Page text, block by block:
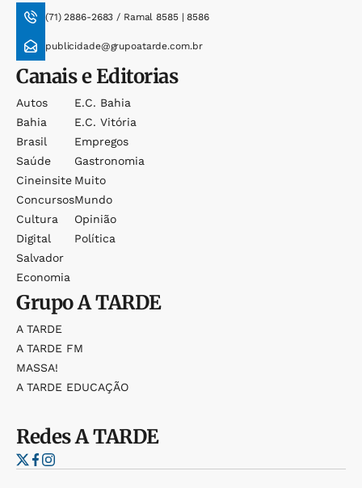
(71) 2886-2683 / Ramal 8585 | 8586
publicidade@grupoatarde.com.br
Canais e Editorias
Autos
Bahia
Brasil
Saúde
Cineinsite
Concursos
Cultura
Digital
Salvador
Economia
E.c. Bahia
E.c. Vitória
Empregos
Gastronomia
Muito
Mundo
Opinião
Política
GrupoA TARDE
A TARDE
A TARDE FM
MASSA!
A TARDE EDUCAÇÃO
RedesA TARDE